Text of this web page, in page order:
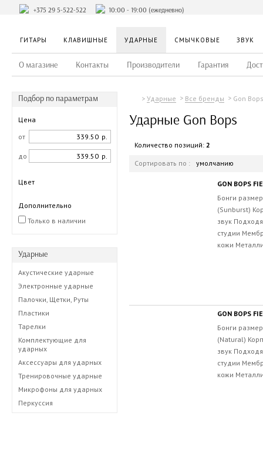
+375 29 5-522-522 10:00 - 19:00 (ежедневно)
ГИТАРЫ КЛАВИШНЫЕ УДАРНЫЕ СМЫЧКОВЫЕ ЗВУК
О магазине Контакты Производители Гарантия
Подбор по параметрам
Цена
от
р.
до р.
Цвет
Дополнительно
Только в наличии
Ударные
Акустические ударные
Электронные ударные
Палочки, Щетки, Руты
Пластики
Тарелки
Комплектующие для
ударных
Аксессуары для ударных
Тренировочные ударные
Микрофоны для ударных
Перкуссия
Ударные Все бренды Gon Bops
Ударные Gon Bops
Количество позиций: 2
Сортировать по : умолчанию
Бонги
(Sunburst)
звук
студии
кожи
Бонги
(Natural)
звук
студии
кожи